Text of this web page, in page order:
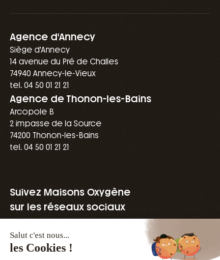
Agence d'Annecy
Siège d'Annecy
14 avenue du Pré de Challes
74940 Annecy-le-Vieux
tel. 04 50 01 21 21
Agence de Thonon-les-Bains
Arcopole B
2 impasse de la Source
74200 Thonon-les-Bains
tel. 04 50 01 21 21
Suivez Maisons Oxygène
sur les réseaux sociaux